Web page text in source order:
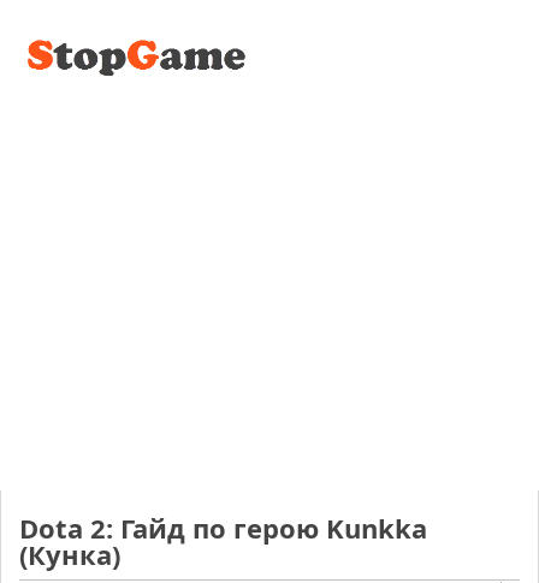
Dota 2: Гайд по герою Kunkka
(Кунка)